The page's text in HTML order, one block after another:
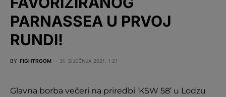
PARNASSEA U PRVOJ
RUNDI!
BY FIGHTROOM 31. SIJEČNJA 2021. 1:21
Glavna borba večeri na priredbi ‘KSW 58’ u Lodzu